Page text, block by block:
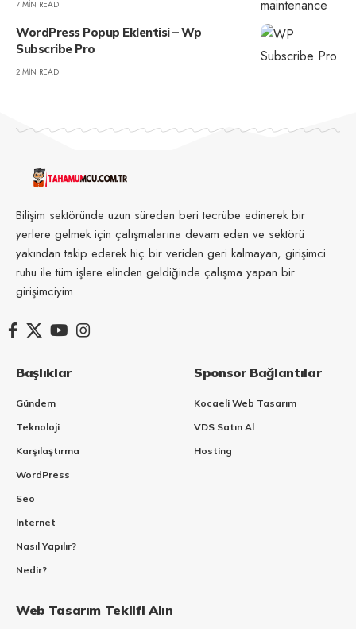
7 MIN READ
WordPress Popup Eklentisi – Wp
Subscribe Pro
2 MIN READ
Bilişim sektöründe uzun süreden beri tecrübe edinerek bir
yerlere gelmek için çalışmalarına devam eden ve sektörü
yakından takip ederek hiç bir veriden geri kalmayan, girişimci
ruhu ile tüm işlere elinden geldiğinde çalışma yapan bir
girişimciyim.
Başlıklar
Gündem
Teknoloji
Karşılaştırma
WordPress
Seo
Internet
Nasıl Yapılır?
Nedir?
Sponsor Bağlantılar
Kocaeli Web Tasarım
VDS Satın Al
Hosting
Web Tasarım Teklifi Alın